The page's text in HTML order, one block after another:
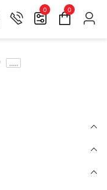
0 0
.....